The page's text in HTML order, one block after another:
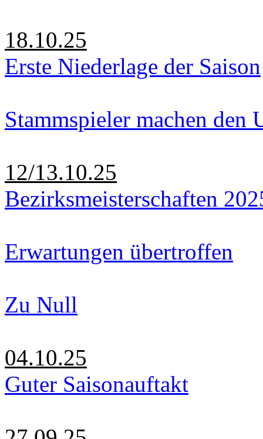
18.10.25
Erste Niederlage der Saison
Stammspieler machen den
12/13.10.25
Bezirksmeisterschaften
Erwartungen übertroffen
Zu Null
04.10.25
Guter Saisonauftakt